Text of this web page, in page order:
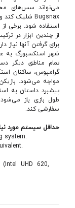
می‌تواند سس‌های
برای گرفتن آنها نیاز
شهر اسنکسبورگ به
تمام مناطق دیگر
گرامپوس، ساکنان
مواجه می‌شود.
طول بازی باز
سفارشی کند.
حداقل سیستم مورد
system.
UHD 620,